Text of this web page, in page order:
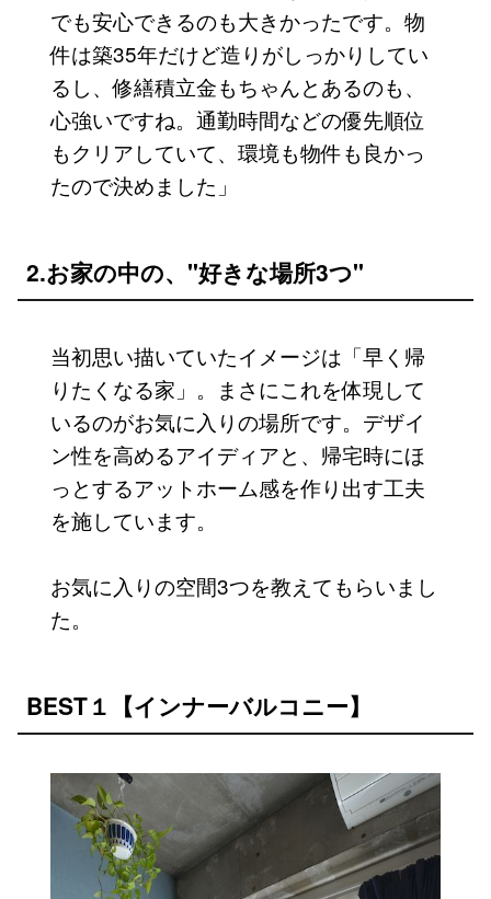
でも安心できるのも大きかったです。物
件は築35年だけど造りがしっかりしてい
るし、修繕積立金もちゃんとあるのも、
心強いですね。通勤時間などの優先順位
もクリアしていて、環境も物件も良かっ
たので決めました」
2.お家の中の、"好きな場所3つ"
当初思い描いていたイメージは「早く帰
りたくなる家」。まさにこれを体現して
いるのがお気に入りの場所です。デザイ
ン性を高めるアイディアと、帰宅時にほ
っとするアットホーム感を作り出す工夫
を施しています。
お気に入りの空間3つを教えてもらいまし
た。
BEST１【インナーバルコニー】